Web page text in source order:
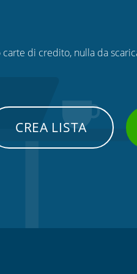
carte di credito, nulla da
CREA LISTA